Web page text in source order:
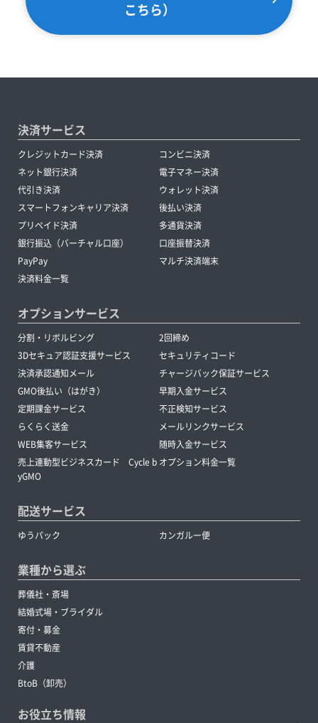
こちら）
決済サービス
クレジットカード決済
コンビニ決済
ネット銀行決済
電子マネー決済
代引き決済
ウォレット決済
スマートフォンキャリア決済
後払い決済
プリペイド決済
多通貨決済
銀行振込（バーチャル口座）
口座振替決済
PayPay
マルチ決済端末
決済料金一覧
オプションサービス
分割・リボルビング
2回締め
3Dセキュア認証支援サービス
セキュリティコード
決済承認通知メール
チャージバック保証サービス
GMO後払い（はがき）
早期入金サービス
定期課金サービス
不正検知サービス
らくらく送金
メールリンクサービス
WEB集客サービス
随時入金サービス
売上連動型ビジネスカード Cycle b
yGMO
オプション料金一覧
配送サービス
ゆうパック カンガルー便
業種から選ぶ
葬儀社・斎場
結婚式場・ブライダル
寄付・募金
賃貸不動産
介護
BtoB（卸売）
お役立ち情報